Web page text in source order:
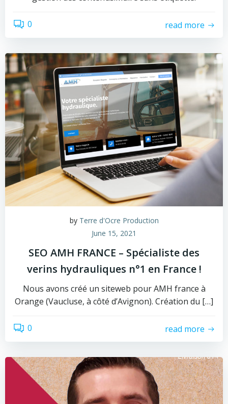
0 read more
by Terre d'Ocre Production
June 15, 2021
SEO AMH FRANCE – Spécialiste des
verins hydrauliques n°1 en France !
Nous avons créé un siteweb pour AMH france à
Orange (Vaucluse, à côté d’Avignon). Création du […]
0 read more